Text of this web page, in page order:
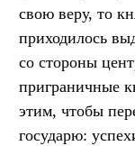
свою веру, то
приходилось
со стороны
приграничные
этим, чтобы
государю: